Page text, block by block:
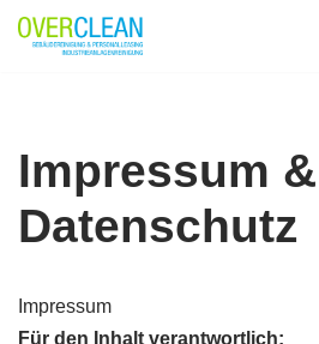
Impressum &
Datenschutz
Impressum
Für den Inhalt verantwortlich: